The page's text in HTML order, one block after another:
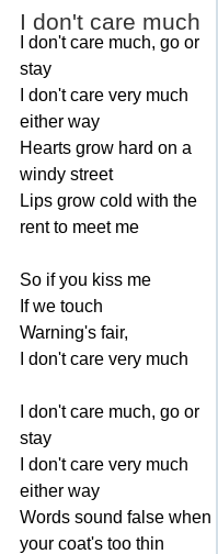
I don't care much
don't care much, go or
stay
don't care very much
either way
Hearts grow hard on a
windy street
Lips grow cold with the
rent to meet me
So if you kiss me
If we touch
Warning's fair,
don't care very much
don't care much, go or
stay
don't care very much
either way
Words sound false when
your coat's too thin